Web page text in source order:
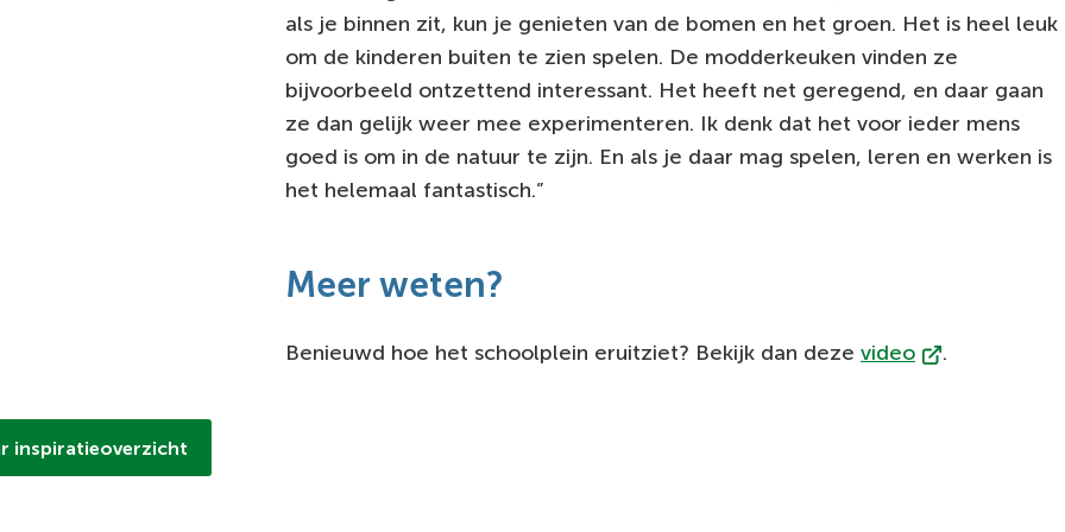
als je binnen zit, kun je genieten van de bomen en het groen. Het is heel leuk
om de kinderen buiten te zien spelen. De modderkeuken vinden ze
bijvoorbeeld ontzettend interessant. Het heeft net geregend, en daar gaan
ze dan gelijk weer mee experimenteren. Ik denk dat het voor ieder mens
goed is om in de natuur te zijn. En als je daar mag spelen, leren en werken is
het helemaal fantastisch.”
Meer weten?
Benieuwd hoe het schoolplein eruitziet? Bekijk dan deze video(Verwijst
.
inspiratieoverzicht